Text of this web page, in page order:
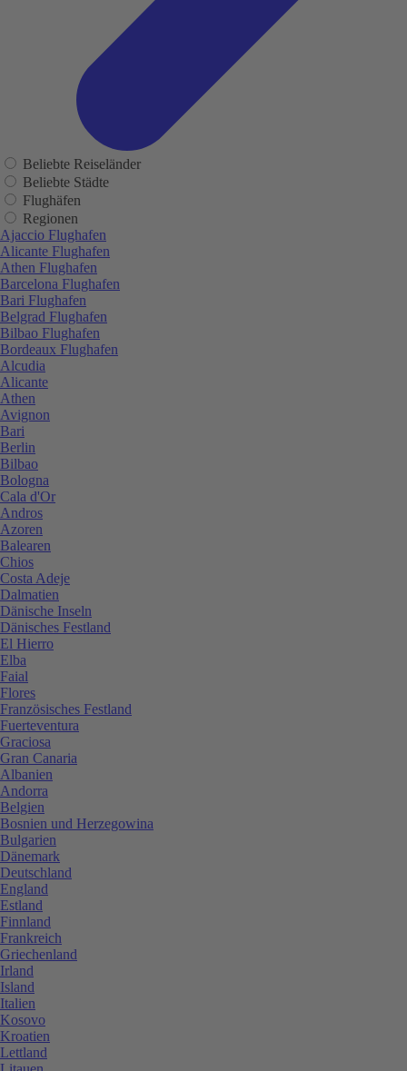
Beliebte Reiseländer
Beliebte Städte
Flughäfen
Regionen
Ajaccio Flughafen
Alicante Flughafen
Athen Flughafen
Barcelona Flughafen
Bari Flughafen
Belgrad Flughafen
Bilbao Flughafen
Bordeaux Flughafen
Alcudia
Alicante
Athen
Avignon
Bari
Berlin
Bilbao
Bologna
Cala d'Or
Andros
Azoren
Balearen
Chios
Costa Adeje
Dalmatien
Dänische Inseln
Dänisches Festland
El Hierro
Elba
Faial
Flores
Französisches Festland
Fuerteventura
Graciosa
Gran Canaria
Albanien
Andorra
Belgien
Bosnien und Herzegowina
Bulgarien
Dänemark
Deutschland
England
Estland
Finnland
Frankreich
Griechenland
Irland
Island
Italien
Kosovo
Kroatien
Lettland